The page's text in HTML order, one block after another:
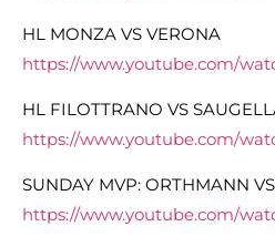
HL MONZA VS VERONA
https://www.youtube.com/
HL FILOTTRANO VS
https://www.youtube.com/
SUNDAY MVP: ORTHMANN
https://www.youtube.com/